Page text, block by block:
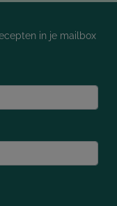
in je mailbox